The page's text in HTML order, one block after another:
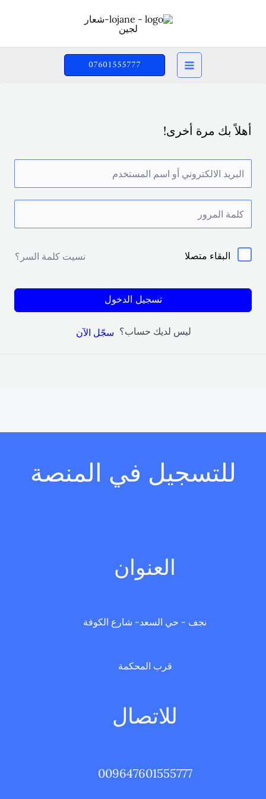
07601555777
أهلاً بك مرة أخرى!
البقاء متصلا نسيت كلمة السر؟
تسجيل الدخول
ليس لديك حساب؟ سجّل الآن
للتسجيل في المنصة
العنوان
نجف - حي السعد- شارع الكوفة
قرب المحكمة
للاتصال
009647601555777